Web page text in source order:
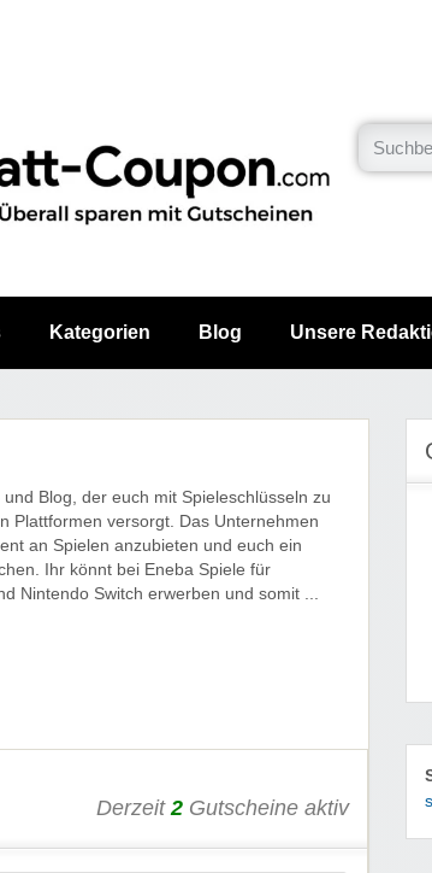
Kategorien Blog Unsere
Blog, der euch mit Spieleschlüsseln zu
Plattformen versorgt. Das Unternehmen
an Spielen anzubieten und euch ein
Ihr könnt bei Eneba Spiele für
Nintendo Switch erwerben und somit ...
Derzeit2 Gutscheine aktiv